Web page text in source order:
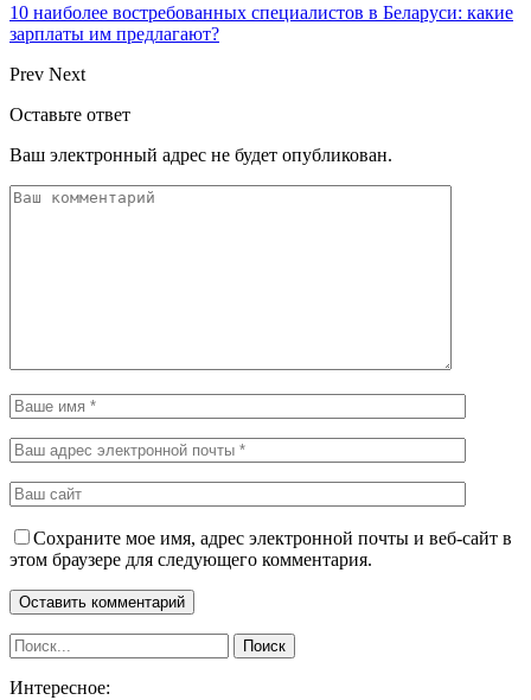
10 наиболее востребованных специалистов в Беларуси: какие
зарплаты им предлагают?
Prev Next
Оставьте ответ
Ваш электронный адрес не будет опубликован.
Сохраните мое имя, адрес электронной почты и веб-сайт в
этом браузере для следующего комментария.
Интересное: